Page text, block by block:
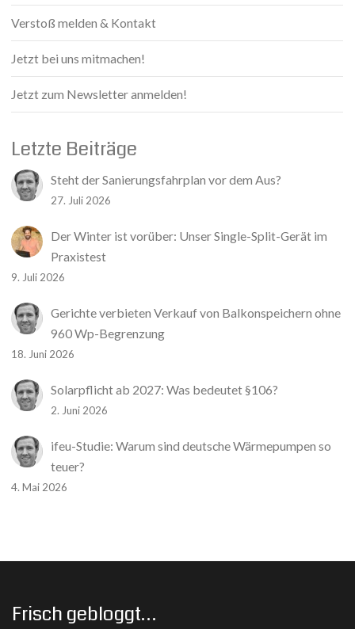
Verstoß melden & Kontakt
Jetzt bei uns mitmachen!
Jetzt zum Newsletter anmelden!
Letzte Beiträge
Steht der Sanierungsfahrplan vor dem Aus?
27. Juli 2026
Der Winter ist vorüber: Unser Single-Split-Gerät im
Praxistest
9. Juli 2026
Gerichte verbieten Verkauf von Balkonspeichern ohne
960 Wp-Begrenzung
18. Juni 2026
Solarpflicht ab 2027: Was bedeutet §106?
2. Juni 2026
ifeu-Studie: Warum sind deutsche Wärmepumpen so
teuer?
4. Mai 2026
Frisch gebloggt…